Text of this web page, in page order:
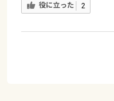
役に立った 2